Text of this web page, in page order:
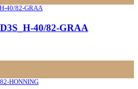
40/82-GRAA